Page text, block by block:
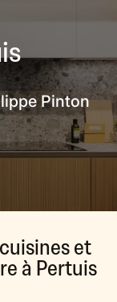
Pinton
et
à Pertuis